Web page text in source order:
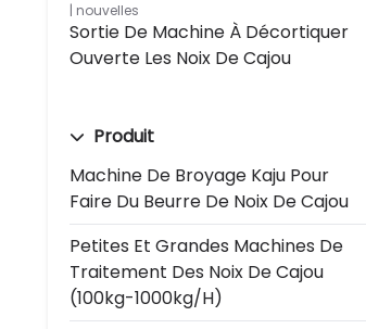
nouvelles
Sortie De Machine À Décortiquer
Ouverte Les Noix De Cajou
Produit
Machine De Broyage Kaju Pour
Faire Du Beurre De Noix De Cajou
Petites Et Grandes Machines De
Traitement Des Noix De Cajou
(100kg-1000kg/h)